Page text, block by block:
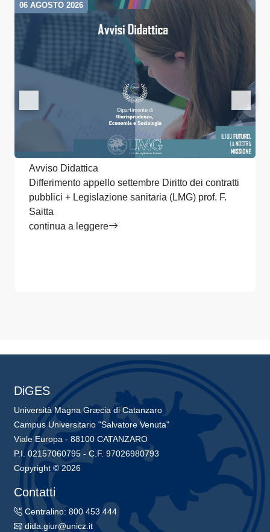
06 AGOSTO 2026
Avviso Didattica
Differimento appello settembre Diritto dei contratti
pubblici + Legislazione sanitaria (LMG) prof. F.
Saitta
continua a leggere
DiGES
Università Magna Græcia di Catanzaro
Campus Universitario "Salvatore Venuta"
Viale Europa - 88100 CATANZARO
P.I. 02157060795 - C.F. 97026980793
Copyright © 2026
Contatti
Centralino: 800 453 444
dida.giur@unicz.it